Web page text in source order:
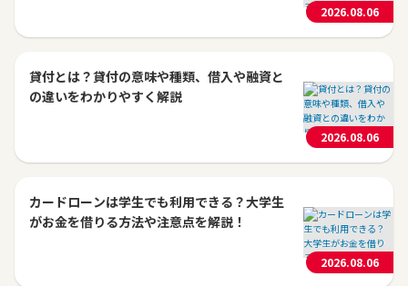
2026.08.06
貸付とは？貸付の意味や種類、借入や融資と
の違いをわかりやすく解説
2026.08.06
カードローンは学生でも利用できる？大学生
がお金を借りる方法や注意点を解説！
2026.08.06